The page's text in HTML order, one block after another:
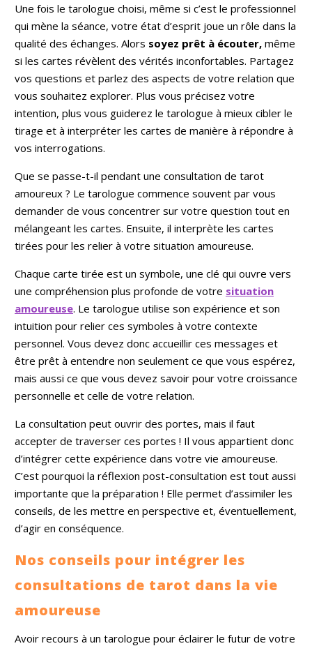
Une fois le tarologue choisi, même si c’est le professionnel
qui mène la séance, votre état d’esprit joue un rôle dans la
qualité des échanges. Alors soyez prêt à écouter, même
si les cartes révèlent des vérités inconfortables. Partagez
vos questions et parlez des aspects de votre relation que
vous souhaitez explorer. Plus vous précisez votre
intention, plus vous guiderez le tarologue à mieux cibler le
tirage et à interpréter les cartes de manière à répondre à
vos interrogations.
Que se passe-t-il pendant une consultation de tarot
amoureux ? Le tarologue commence souvent par vous
demander de vous concentrer sur votre question tout en
mélangeant les cartes. Ensuite, il interprète les cartes
tirées pour les relier à votre situation amoureuse.
Chaque carte tirée est un symbole, une clé qui ouvre vers
une compréhension plus profonde de votre situation
amoureuse. Le tarologue utilise son expérience et son
intuition pour relier ces symboles à votre contexte
personnel. Vous devez donc accueillir ces messages et
être prêt à entendre non seulement ce que vous espérez,
mais aussi ce que vous devez savoir pour votre croissance
personnelle et celle de votre relation.
La consultation peut ouvrir des portes, mais il faut
accepter de traverser ces portes ! Il vous appartient donc
d’intégrer cette expérience dans votre vie amoureuse.
C’est pourquoi la réflexion post-consultation est tout aussi
importante que la préparation ! Elle permet d’assimiler les
conseils, de les mettre en perspective et, éventuellement,
d’agir en conséquence.
Nos conseils pour intégrer les
consultations de tarot dans la vie
amoureuse
Avoir recours à un tarologue pour éclairer le futur de votre